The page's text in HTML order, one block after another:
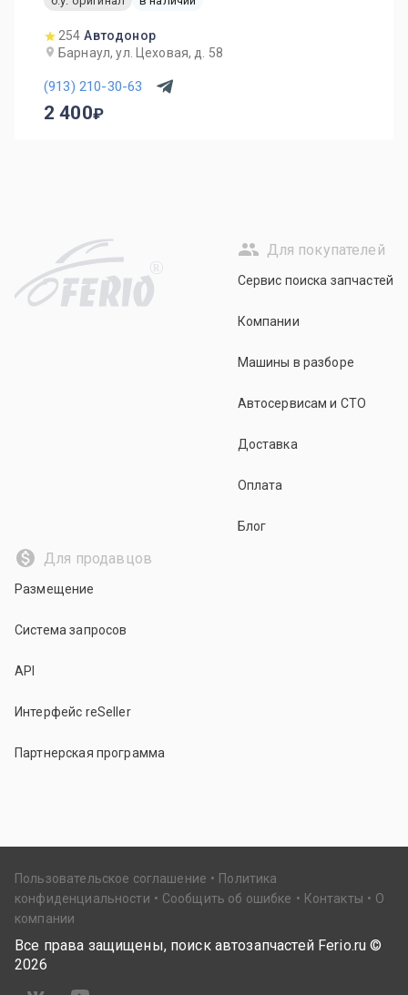
254 Автодонор
Барнаул, ул. Цеховая, д. 58
(913) 210-30-63
2 400
R
Для покупателей
Сервис поиска запчастей
Компании
Машины в разборе
Автосервисам и СТО
Доставка
Оплата
Блог
Для продавцов
Размещение
Система запросов
API
Интерфейс reSeller
Партнерская программа
Пользовательское соглашение
Политика
конфиденциальности
Сообщить об ошибке Контакты
О
компании
Все права защищены, поиск автозапчастей Ferio.ru ©
2026